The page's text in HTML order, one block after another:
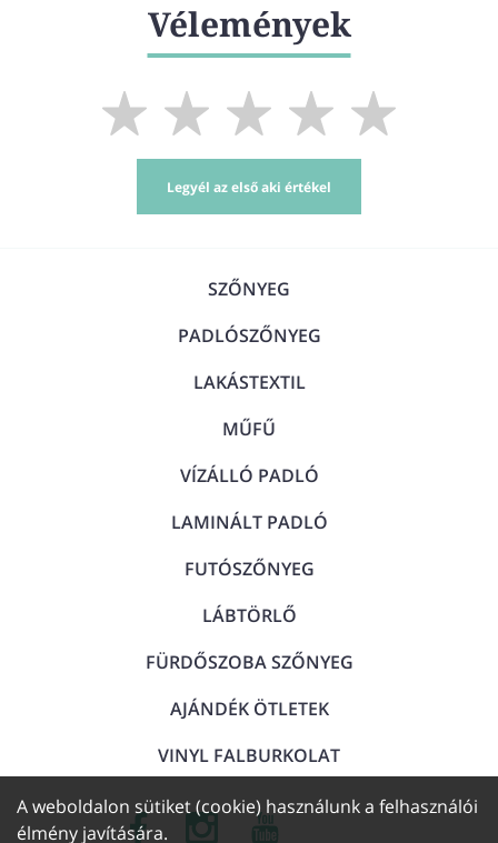
Vélemények
Legyél az első aki értékel
SZŐNYEG
PADLÓSZŐNYEG
LAKÁSTEXTIL
MŰFŰ
VÍZÁLLÓ PADLÓ
LAMINÁLT PADLÓ
FUTÓSZŐNYEG
LÁBTÖRLŐ
FÜRDŐSZOBA SZŐNYEG
AJÁNDÉK ÖTLETEK
VINYL FALBURKOLAT
A weboldalon sütiket (cookie) használunk a felhasználói
élmény javítására.